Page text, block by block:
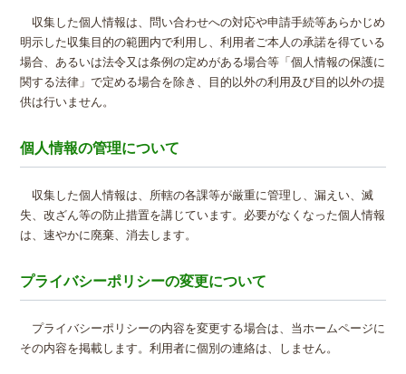
収集した個人情報は、問い合わせへの対応や申請手続等あらかじめ
明示した収集目的の範囲内で利用し、利用者ご本人の承諾を得ている
場合、あるいは法令又は条例の定めがある場合等「個人情報の保護に
関する法律」で定める場合を除き、目的以外の利用及び目的以外の提
供は行いません。
個人情報の管理について
収集した個人情報は、所轄の各課等が厳重に管理し、漏えい、滅
失、改ざん等の防止措置を講じています。必要がなくなった個人情報
は、速やかに廃棄、消去します。
プライバシーポリシーの変更について
プライバシーポリシーの内容を変更する場合は、当ホームページに
その内容を掲載します。利用者に個別の連絡は、しません。